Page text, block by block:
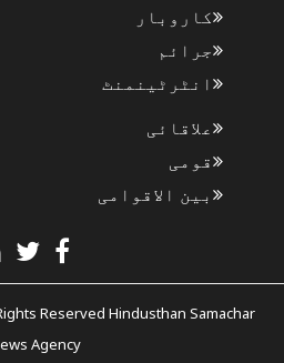
کاروبار
جرائم
انٹرٹینمنٹ
علاقائی
قومی
بین الاقوامی
Reserved Hindusthan Samachar
Agency